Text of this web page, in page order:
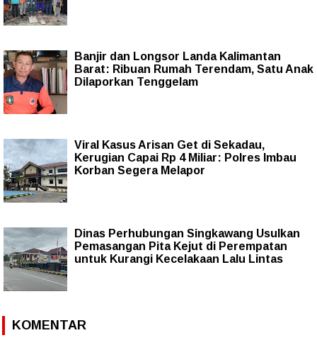
Banjir dan Longsor Landa Kalimantan
Barat: Ribuan Rumah Terendam, Satu Anak
Dilaporkan Tenggelam
Viral Kasus Arisan Get di Sekadau,
Kerugian Capai Rp 4 Miliar: Polres Imbau
Korban Segera Melapor
Dinas Perhubungan Singkawang Usulkan
Pemasangan Pita Kejut di Perempatan
untuk Kurangi Kecelakaan Lalu Lintas
KOMENTAR